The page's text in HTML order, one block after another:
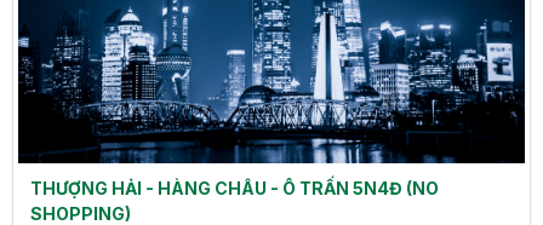
THƯỢNG HẢI - HÀNG CHÂU - Ô TRẤN 5N4Đ (NO
SHOPPING)